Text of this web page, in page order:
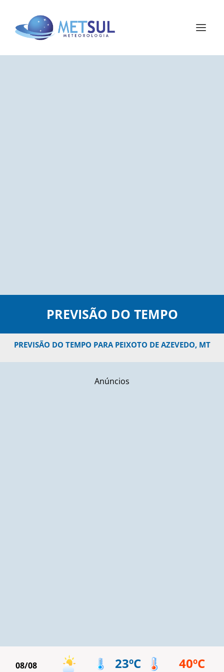
PREVISÃO DO TEMPO
PREVISÃO DO TEMPO PARA PEIXOTO DE AZEVEDO, MT
Anúncios
08/08 23ºC 40ºC